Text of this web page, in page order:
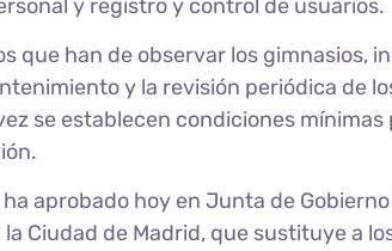
y registro y control de usuarios.
que han de observar los gimnasios,
y la revisión periódica de
se establecen condiciones
aprobado hoy en Junta de
Ciudad de Madrid, que sustituye a